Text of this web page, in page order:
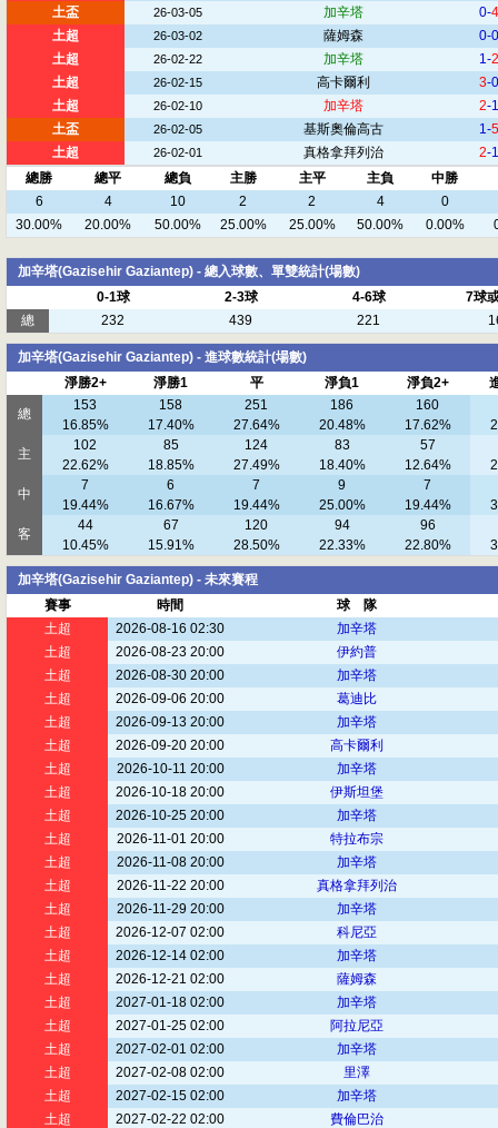
土盃
26-03-05 加辛塔 0-4
土超
26-03-02 薩姆森
0-0
土超
26-02-22 加辛塔 1-2
土超
26-02-15 高卡爾利 3-0
土超
26-02-10 加辛塔 2-1
土盃
26-02-05 基斯奧倫高古 1-5
土超
26-02-01 真格拿拜列治 2-1
總勝
總平 總負 主勝 主平 主負
中勝
6
4 10 2 2 4
0
30.00%
20.00% 50.00% 25.00% 25.00% 50.00% 0.00%
加辛塔(Gazisehir Gaziantep) - 總入球數、單雙統計(場數)
0-1球
2-3球 4-6球
7球
總
232 439 221
加辛塔(Gazisehir Gaziantep) - 進球數統計(場數)
淨勝2+
淨勝1 平 淨負1 淨負2+
總
153 158 251 186
160
16.85%
17.40% 27.64% 20.48% 17.62%
主
102 85 124 83
57
22.62%
18.85% 27.49% 18.40% 12.64%
中
7 6 7 9
7
19.44%
16.67% 19.44% 25.00% 19.44%
客
44 67 120 94
96
10.45%
15.91% 28.50% 22.33% 22.80%
加辛塔(Gazisehir Gaziantep) - 未來賽程
賽事
時間
球 隊
土超
2026-08-16 02:30
加辛塔
土超
2026-08-23 20:00
伊約普
土超
2026-08-30 20:00
加辛塔
土超
2026-09-06 20:00
葛迪比
土超
2026-09-13 20:00
加辛塔
土超
2026-09-20 20:00
高卡爾利
土超
2026-10-11 20:00
加辛塔
土超
2026-10-18 20:00
伊斯坦堡
土超
2026-10-25 20:00
加辛塔
土超
2026-11-01 20:00
特拉布宗
土超
2026-11-08 20:00
加辛塔
土超
2026-11-22 20:00
真格拿拜列治
土超
2026-11-29 20:00
加辛塔
土超
2026-12-07 02:00
科尼亞
土超
2026-12-14 02:00
加辛塔
土超
2026-12-21 02:00
薩姆森
土超
2027-01-18 02:00
加辛塔
土超
2027-01-25 02:00
阿拉尼亞
土超
2027-02-01 02:00
加辛塔
土超
2027-02-08 02:00
里澤
土超
2027-02-15 02:00
加辛塔
土超
2027-02-22 02:00
費倫巴治